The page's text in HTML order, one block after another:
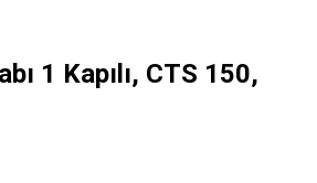
1 Kapılı, CTS 150,